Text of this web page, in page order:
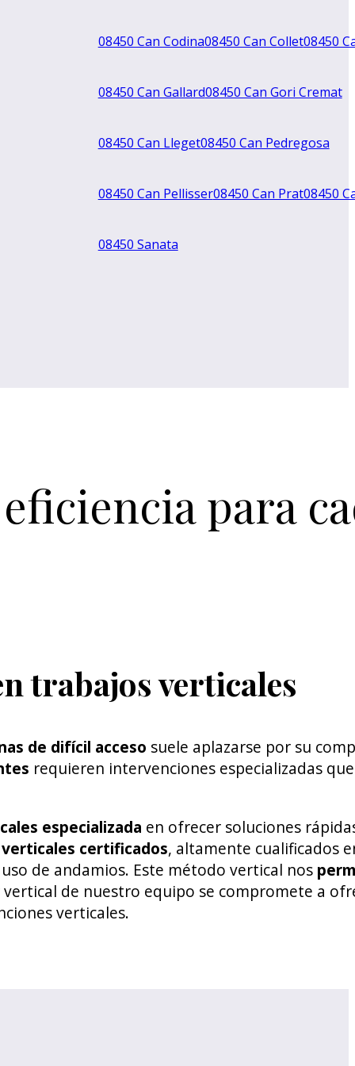
08450 Can Codina08450 Can Collet08450
08450 Can Gallard08450 Can Gori Cremat
08450 Can Lleget08450 Can Pedregosa
08450 Can Pellisser08450 Can Prat08450
08450 Sanata
para
trabajos verticales
de difícil acceso suele aplazarse por su
requieren intervenciones especializadas que
especializada en ofrecer soluciones
certificados, altamente cualificados
de andamios. Este método vertical nos
de nuestro equipo se compromete a
verticales.